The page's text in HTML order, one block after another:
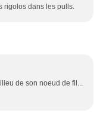
rigolos dans les pulls.
de son noeud de fil...